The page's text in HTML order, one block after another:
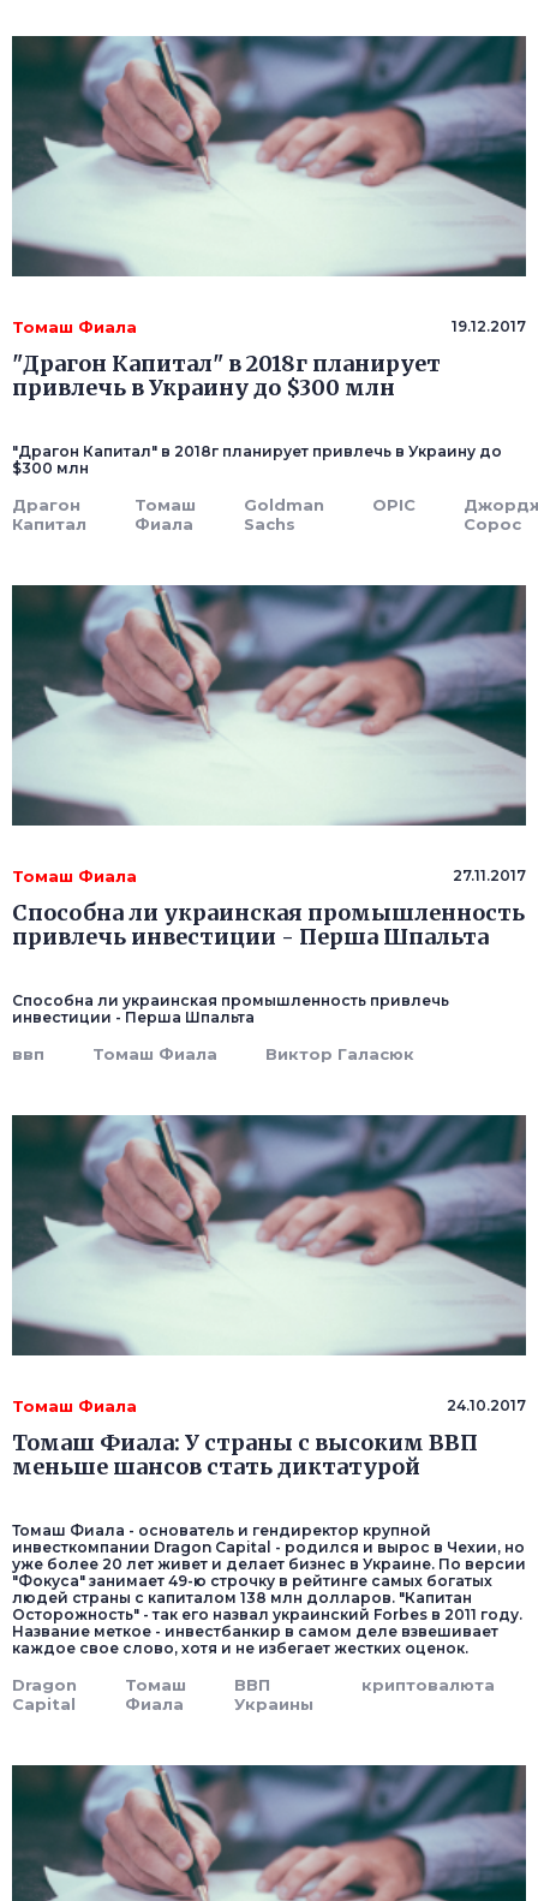
Томаш Фиала 19.12.2017
"Драгон Капитал" в 2018г планирует
привлечь в Украину до $300 млн
"Драгон Капитал" в 2018г планирует привлечь в Украину до
$300 млн
Драгон
Капитал
Томаш
Фиала
Goldman
Sachs
OPIC
Сорос
Томаш Фиала 27.11.2017
Способна ли украинская промышленность
привлечь инвестиции - Перша Шпальта
Способна ли украинская промышленность привлечь
инвестиции - Перша Шпальта
ввп Томаш Фиала Виктор Галасюк
Томаш Фиала 24.10.2017
Томаш Фиала: У страны с высоким ВВП
меньше шансов стать диктатурой
Томаш Фиала - основатель и гендиректор крупной
инвесткомпании Dragon Capital - родился и вырос в Чехии, но
уже более 20 лет живет и делает бизнес в Украине. По версии
"Фокуса" занимает 49-ю строчку в рейтинге самых богатых
людей страны с капиталом 138 млн долларов. "Капитан
Осторожность" - так его назвал украинский Forbes в 2011 году.
Название меткое - инвестбанкир в самом деле взвешивает
каждое свое слово, хотя и не избегает жестких оценок.
Dragon
Capital
Томаш
Фиала
ВВП
Украины
криптовалюта